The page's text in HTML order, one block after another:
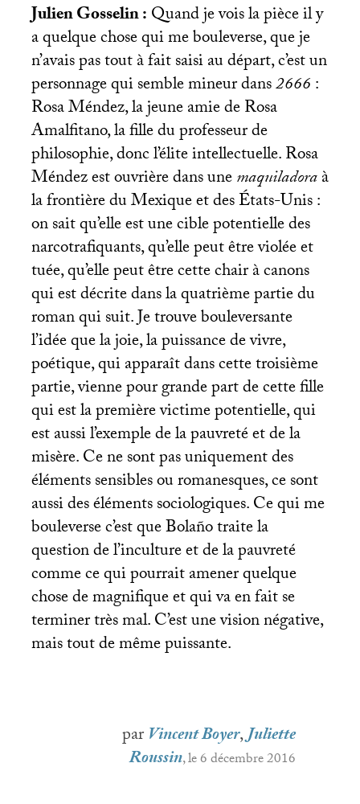
Julien Gosselin :Quand je vois la pièce il y
a quelque chose qui me bouleverse, que je
n’avais pas tout à fait saisi au départ, c’est un
personnage qui semble mineur dans2666:
Rosa Méndez, la jeune amie de Rosa
Amalfitano, la fille du professeur de
philosophie, donc l’élite intellectuelle. Rosa
Méndez est ouvrière dans unemaquiladoraà
la frontière du Mexique et des États-Unis :
on sait qu’elle est une cible potentielle des
narcotrafiquants, qu’elle peut être violée et
tuée, qu’elle peut être cette chair à canons
qui est décrite dans la quatrième partie du
roman qui suit. Je trouve bouleversante
l’idée que la joie, la puissance de vivre,
poétique, qui apparaît dans cette troisième
partie, vienne pour grande part de cette fille
qui est la première victime potentielle, qui
est aussi l’exemple de la pauvreté et de la
misère. Ce ne sont pas uniquement des
éléments sensibles ou romanesques, ce sont
aussi des éléments sociologiques. Ce qui me
bouleverse c’est que Bolaño traite la
question de l’inculture et de la pauvreté
comme ce qui pourrait amener quelque
chose de magnifique et qui va en fait se
terminer très mal. C’est une vision négative,
mais tout de même puissante.
parVincent Boyer,Juliette
Roussin, le 6 décembre 2016